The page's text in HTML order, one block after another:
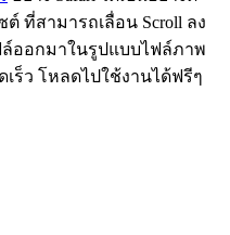
ที่สามารถเลื่อน Scroll ลง
ออกมาในรูปแบบไฟล์ภาพ
ร็ว โหลดไปใช้งานได้ฟรีๆ